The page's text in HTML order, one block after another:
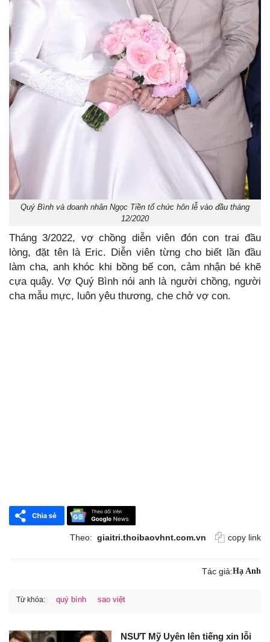
Quý Bình và doanh nhân Ngọc Tiền tổ chức hôn lễ vào đầu tháng
12/2020
Tháng 3/2022, vợ chồng diễn viên đón con trai đầu
lòng, đặt tên là Eric. Diễn viên từng cho biết lần đầu
làm cha, anh khóc khi bồng bế con, cảm nhận bé khẽ
cựa quậy. Vợ Quý Bình nói anh là người chồng, người
cha mẫu mực, luôn yêu thương, che chở vợ con.
Theo: giaitri.thoibaovhnt.com.vn copy link
Tác giả:Hạ Anh
Từ khóa: quý bình sao việt
NSƯT Mỹ Uyên lên tiếng xin lỗi